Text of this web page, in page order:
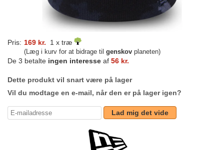
Pris: 169 kr. 1 x træ
(Læg i kurv for at bidrage til genskov planeten)
De 3 betalte ingen interesse af 56 kr.
Dette produkt vil snart være på lager
Vil du modtage en e-mail, når den er på lager igen?
Lad mig det vide